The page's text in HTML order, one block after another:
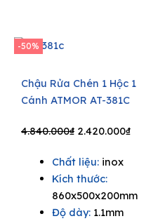
-50%
Chậu Rửa Chén 1 Hộc 1
Cánh ATMOR AT-381C
4.840.000₫ Original
was:
4.840.000₫.
2.420.000₫Current
Chất liệu:inox
Kích thước:
860x500x200mm
Độ dày:1.1mm